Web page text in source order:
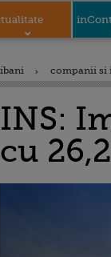
ibani companii si
INS:
cu